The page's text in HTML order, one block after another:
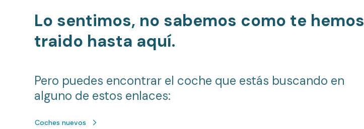
Lo sentimos, no sabemos como te hemos
traido hasta aquí.
Pero puedes encontrar el coche que estás buscando en
alguno de estos enlaces:
Coches nuevos